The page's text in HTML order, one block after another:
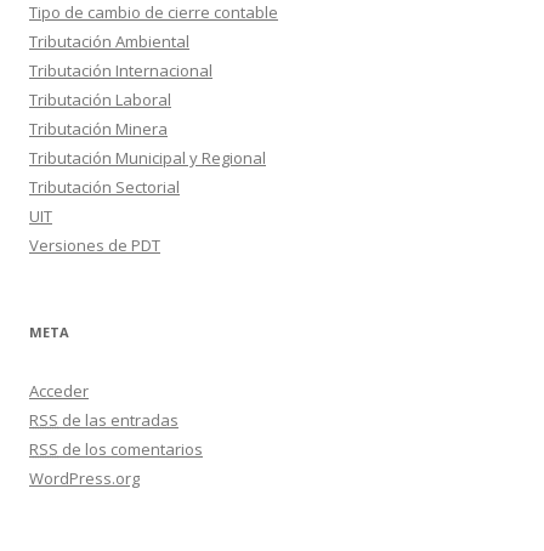
Tipo de cambio de cierre contable
Tributación Ambiental
Tributación Internacional
Tributación Laboral
Tributación Minera
Tributación Municipal y Regional
Tributación Sectorial
UIT
Versiones de PDT
META
Acceder
RSS de las entradas
RSS de los comentarios
WordPress.org